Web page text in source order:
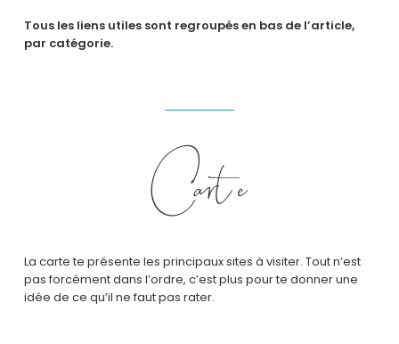
Tous les liens utiles sont regroupés en bas de l’article,
par catégorie.
Carte
La carte te présente les principaux sites à visiter. Tout n’est
pas forcément dans l’ordre, c’est plus pour te donner une
idée de ce qu’il ne faut pas rater.